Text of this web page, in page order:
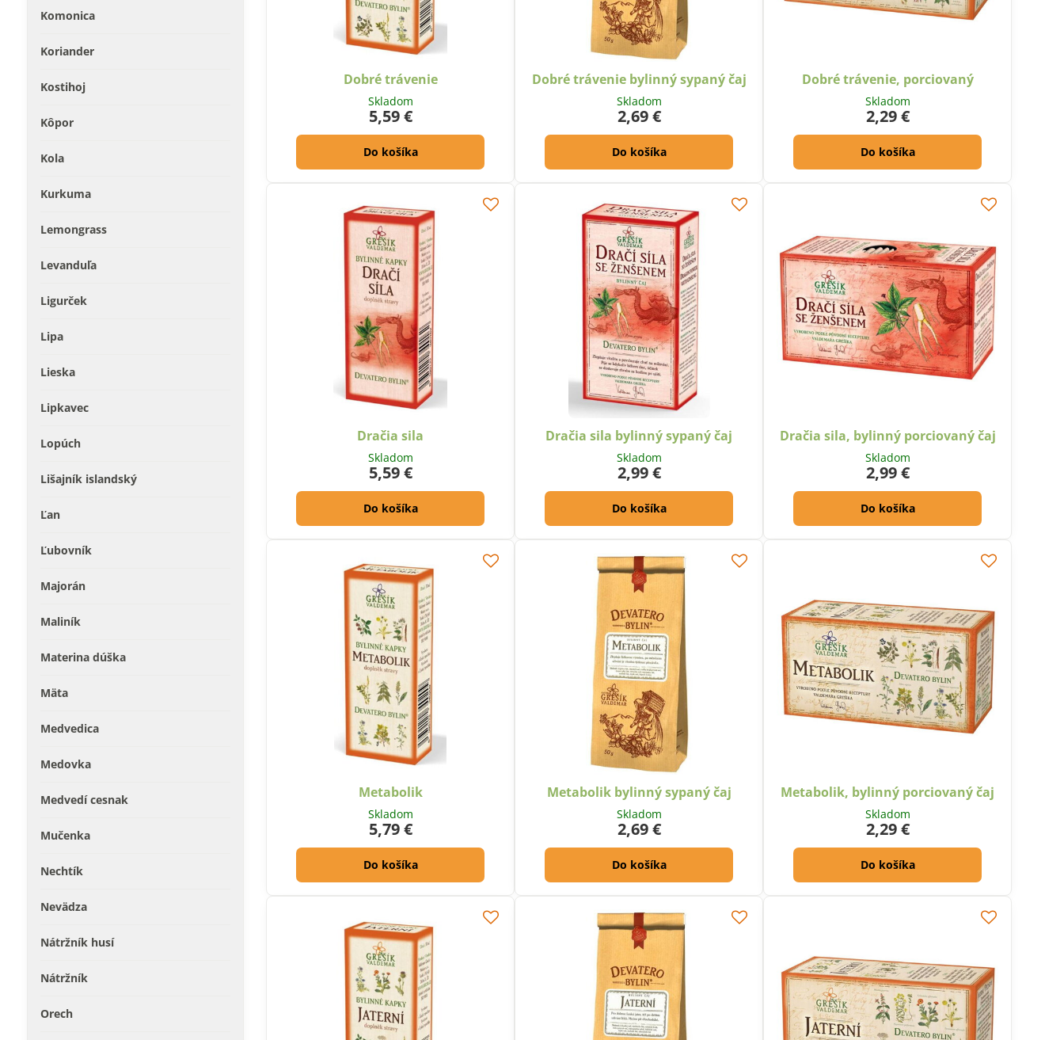
Dobré trávenie
Skladom
5,59 €
Do košíka
Dobré trávenie bylinný sypaný čaj
Skladom
2,69 €
Do košíka
Dobré trávenie, porciovaný
Skladom
2,29 €
Do košíka
Dračia sila
Skladom
5,59 €
Do košíka
Dračia sila bylinný sypaný čaj
Skladom
2,99 €
Do košíka
Dračia sila, bylinný porciovaný čaj
Skladom
2,99 €
Do košíka
Metabolik
Skladom
5,79 €
Do košíka
Metabolik bylinný sypaný čaj
Skladom
2,69 €
Do košíka
Metabolik, bylinný porciovaný čaj
Skladom
2,29 €
Do košíka
Komonica
Koriander
Kostihoj
Kôpor
Kola
Kurkuma
Lemongrass
Levanduľa
Ligurček
Lipa
Lieska
Lipkavec
Lopúch
Lišajník islandský
Ľan
Ľubovník
Majorán
Maliník
Materina dúška
Mäta
Medvedica
Medovka
Medvedí cesnak
Mučenka
Nechtík
Nevädza
Nátržník husí
Nátržník
Orech